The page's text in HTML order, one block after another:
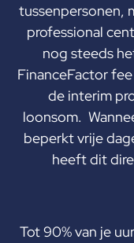
tussenpersonen,
professional
nog steeds
FinanceFactor
de interim
loonsom.
beperkt vrije
heeft dit
Tot 90% van je